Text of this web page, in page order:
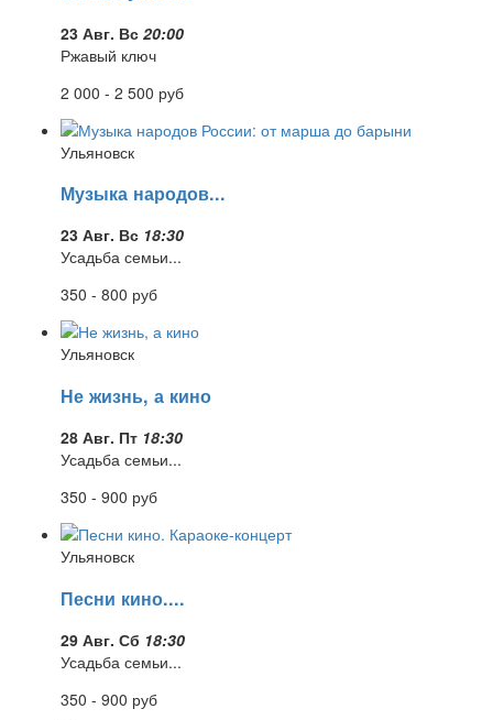
23 Авг. Вс 20:00
Ржавый ключ
2 000 - 2 500 руб
Ульяновск
Музыка народов...
23 Авг. Вс 18:30
Усадьба семьи...
350 - 800 руб
Ульяновск
Не жизнь, а кино
28 Авг. Пт 18:30
Усадьба семьи...
350 - 900 руб
Ульяновск
Песни кино....
29 Авг. Сб 18:30
Усадьба семьи...
350 - 900 руб